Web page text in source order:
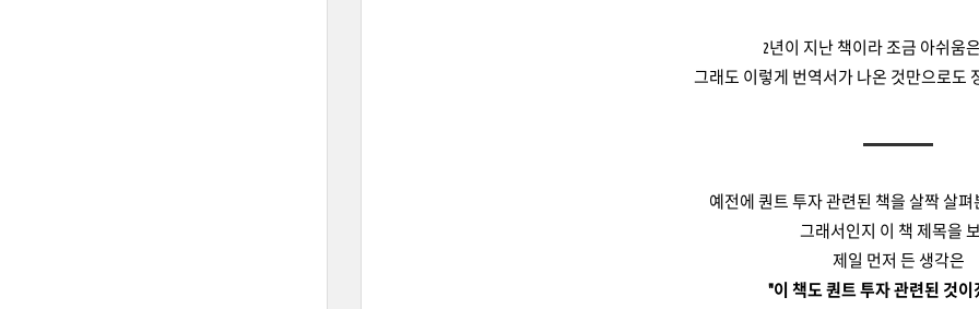
2년이 지난 책이라 조금 아쉬움
그래도 이렇게 번역서가 나온 것만으로도
예전에 퀀트 투자 관련된 책을 살짝 살
그래서인지 이 책 제목을
제일 먼저 든 생각은
"이 책도 퀀트 투자 관련된 것이